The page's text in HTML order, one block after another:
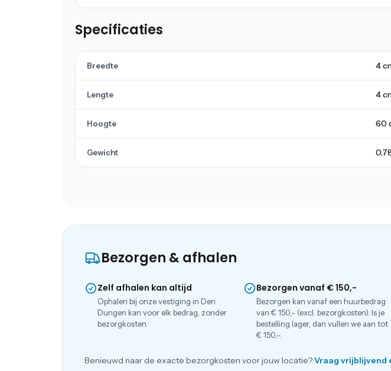
Specificaties
Breedte 4
Lengte 4
Hoogte 60
Gewicht
Bezorgen & afhalen
Zelf afhalen kan altijd
Ophalen bij onze vestiging in Den
Dungen kan voor elk bedrag, zonder
bezorgkosten.
Bezorgen vanaf € 150,-
Bezorgen kan vanaf een huurbedrag
van € 150,- (excl. bezorgkosten). Is je
bestelling lager, dan vullen we aan tot
€ 150,-.
Benieuwd naar de exacte bezorgkosten voor jouw locatie?Vraag vrijblijvend